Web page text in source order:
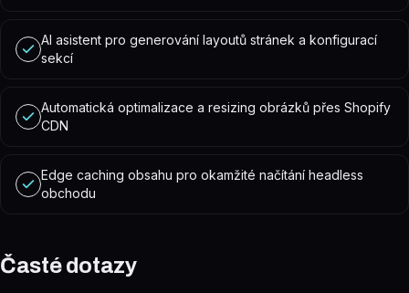
AI asistent pro generování layoutů stránek a konfigurací
sekcí
Automatická optimalizace a resizing obrázků přes Shopify
CDN
Edge caching obsahu pro okamžité načítání headless
obchodu
Časté dotazy